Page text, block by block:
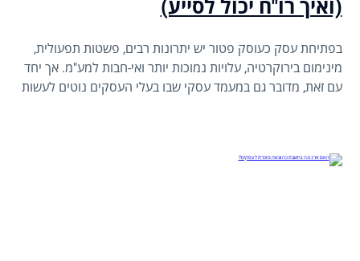
(ואיך רו"ח יכול לסייע)
בפתיחת עסק כעוסק פטור יש יתרונות רבים, פשטות תפעולית,
מינימום בירוקרטיה, עלויות נמוכות יותר ואי-חבות למע"מ. אך יחד
עם זאת, מדובר גם במעמד עסקי שבו בעלי העסקים נוטים לעשות